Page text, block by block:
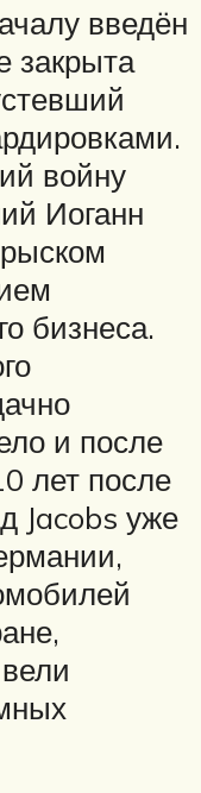
введён
закрыта
войну
Иоганн
бизнеса.
и после
лет после
Jacobs уже